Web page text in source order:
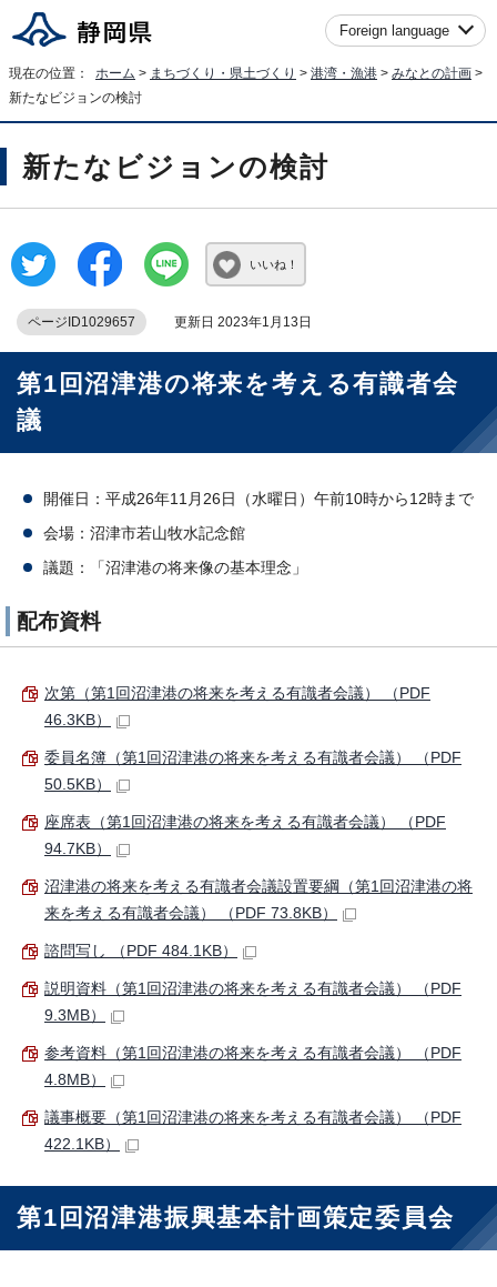
Foreign language
現在の位置： ホーム > まちづくり・県土づくり > 港湾・漁港 > みなとの計画 >
新たなビジョンの検討
新たなビジョンの検討
いいね！
ページID1029657 更新日 2023年1月13日
第1回沼津港の将来を考える有識者会
議
開催日：平成26年11月26日（水曜日）午前10時から12時まで
会場：沼津市若山牧水記念館
議題：「沼津港の将来像の基本理念」
配布資料
次第（第1回沼津港の将来を考える有識者会議） （PDF
46.3KB）
委員名簿（第1回沼津港の将来を考える有識者会議） （PDF
50.5KB）
座席表（第1回沼津港の将来を考える有識者会議） （PDF
94.7KB）
沼津港の将来を考える有識者会議設置要綱（第1回沼津港の将
来を考える有識者会議） （PDF 73.8KB）
諮問写し （PDF 484.1KB）
説明資料（第1回沼津港の将来を考える有識者会議） （PDF
9.3MB）
参考資料（第1回沼津港の将来を考える有識者会議） （PDF
4.8MB）
議事概要（第1回沼津港の将来を考える有識者会議） （PDF
422.1KB）
第1回沼津港振興基本計画策定委員会